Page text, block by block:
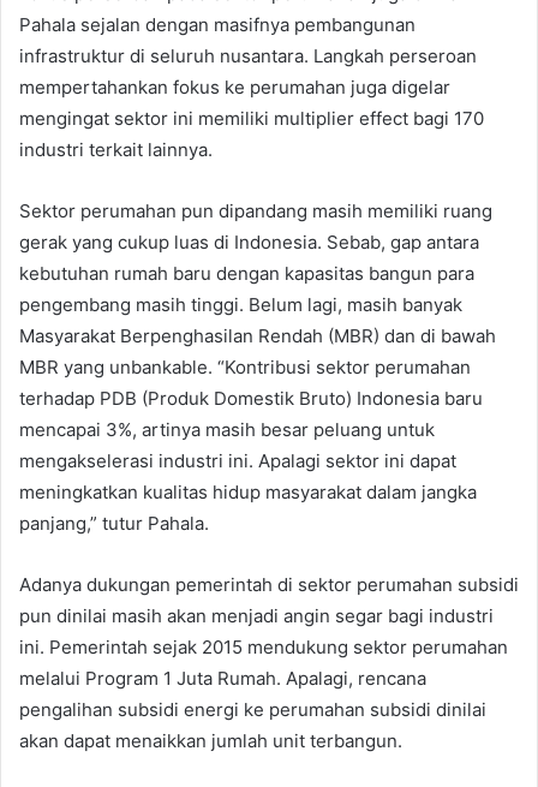
Pahala sejalan dengan masifnya pembangunan
infrastruktur di seluruh nusantara. Langkah perseroan
mempertahankan fokus ke perumahan juga digelar
mengingat sektor ini memiliki multiplier effect bagi 170
industri terkait lainnya.
Sektor perumahan pun dipandang masih memiliki ruang
gerak yang cukup luas di Indonesia. Sebab, gap antara
kebutuhan rumah baru dengan kapasitas bangun para
pengembang masih tinggi. Belum lagi, masih banyak
Masyarakat Berpenghasilan Rendah (MBR) dan di bawah
MBR yang unbankable. “Kontribusi sektor perumahan
terhadap PDB (Produk Domestik Bruto) Indonesia baru
mencapai 3%, artinya masih besar peluang untuk
mengakselerasi industri ini. Apalagi sektor ini dapat
meningkatkan kualitas hidup masyarakat dalam jangka
panjang,” tutur Pahala.
Adanya dukungan pemerintah di sektor perumahan subsidi
pun dinilai masih akan menjadi angin segar bagi industri
ini. Pemerintah sejak 2015 mendukung sektor perumahan
melalui Program 1 Juta Rumah. Apalagi, rencana
pengalihan subsidi energi ke perumahan subsidi dinilai
akan dapat menaikkan jumlah unit terbangun.